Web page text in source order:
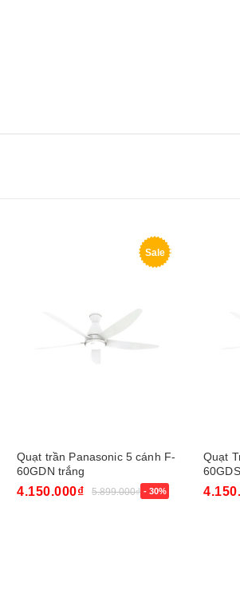
Sale
Quạt trần Panasonic 5 cánh F-
60GDN trắng
4.150.000₫ 5.899.000₫ - 30%
Quạt